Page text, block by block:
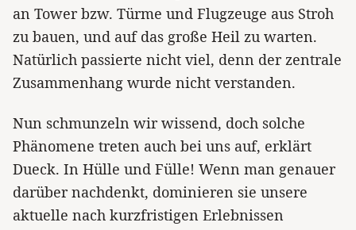
an Tower bzw. Türme und Flugzeuge aus Stroh
zu bauen, und auf das große Heil zu warten.
Natürlich passierte nicht viel, denn der zentrale
Zusammenhang wurde nicht verstanden.
Nun schmunzeln wir wissend, doch solche
Phänomene treten auch bei uns auf, erklärt
Dueck. In Hülle und Fülle! Wenn man genauer
darüber nachdenkt, dominieren sie unsere
aktuelle nach kurzfristigen Erlebnissen